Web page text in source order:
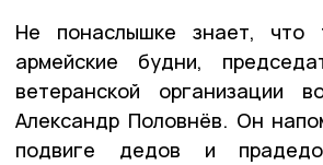
Не понаслышке знает, что
армейские будни,
ветеранской организации
Александр Половнёв. Он
подвиге дедов и